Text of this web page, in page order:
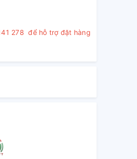
278 để hỗ trợ đặt hàng